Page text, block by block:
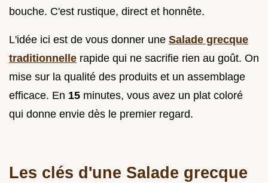
bouche. C'est rustique, direct et honnête.
L'idée ici est de vous donner une Salade grecque
traditionnelle rapide qui ne sacrifie rien au goût. On
mise sur la qualité des produits et un assemblage
efficace. En 15 minutes, vous avez un plat coloré
qui donne envie dès le premier regard.
Les clés d'une Salade grecque